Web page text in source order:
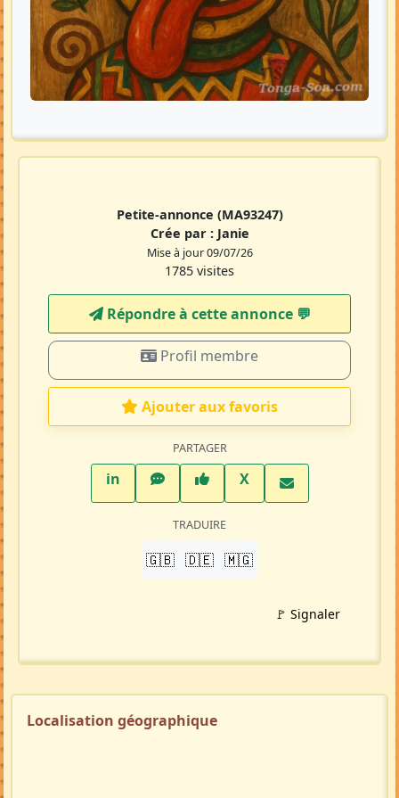
Petite-annonce (MA93247)
Crée par : Janie
Mise à jour 09/07/26
1785 visites
Répondre à cette annonce 💬​
Profil membre
Ajouter aux favoris
PARTAGER
inLinkedInWhatsAppFacebook
XTwitter X
TRADUIRE
🇬🇧 🇩🇪 🇲🇬
🚩 Signaler
Localisation géographique